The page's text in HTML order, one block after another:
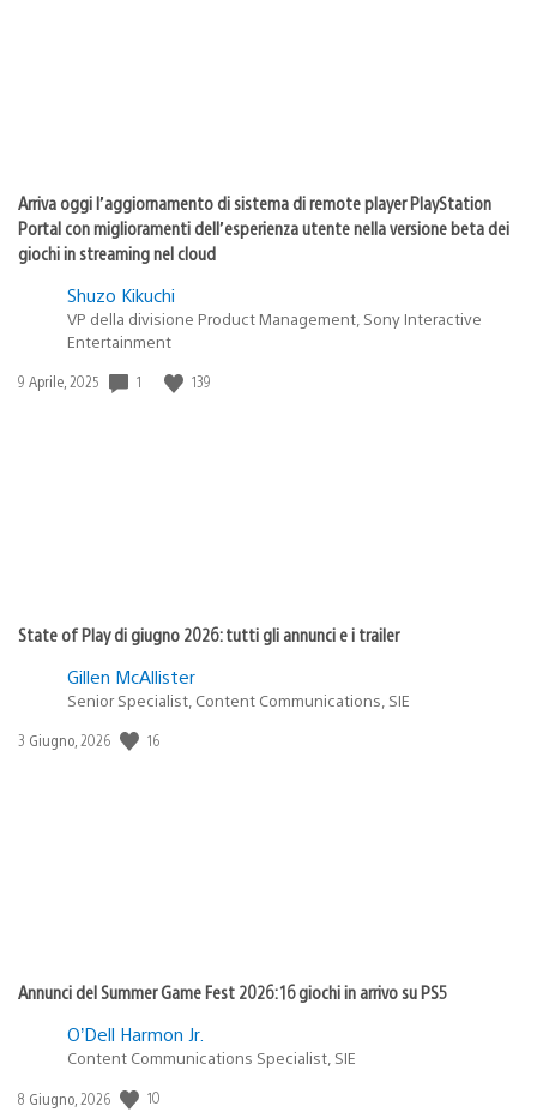
Arriva oggi l’aggiornamento di sistema di remote player PlayStation
Portal con miglioramenti dell’esperienza utente nella versione beta dei
giochi in streaming nel cloud
Shuzo Kikuchi
VP della divisione Product Management, Sony Interactive
Entertainment
Data
9 Aprile, 2025 1 139
State of Play di giugno 2026: tutti gli annunci e i trailer
Gillen McAllister
Senior Specialist, Content Communications, SIE
Data
3 Giugno, 2026 16
Annunci del Summer Game Fest 2026: 16 giochi in arrivo su PS5
O’Dell Harmon Jr.
Content Communications Specialist, SIE
Data
8 Giugno, 2026 10